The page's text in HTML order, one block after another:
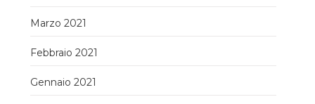
Marzo 2021
Febbraio 2021
Gennaio 2021